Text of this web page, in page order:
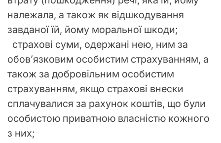
належала, а також як відшкодування
завданої їй, йому моральної шкоди;
страхові суми, одержані нею, ним за
обов’язковим особистим страхуванням, а
також за добровільним особистим
страхуванням, якщо страхові внески
сплачувалися за рахунок коштів, що були
особистою приватною власністю кожного
з них;